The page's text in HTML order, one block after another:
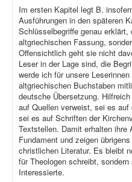
Im ersten Kapitel legt B.
Ausführungen in den späteren
Schlüsselbegriffe genau
altgriechischen Fassung,
Offensichtlich geht sie nicht
Leser in der Lage sind, die
werde ich für unsere
altgriechischen Buchstaben
deutsche Übersetzung.
auf Quellen verweist, sei es
sei es auf Schriften der
Textstellen. Damit erhalten
Fundament und zeigen
christlichen Literatur. Es bleibt
für Theologen schreibt,
Interessierte.